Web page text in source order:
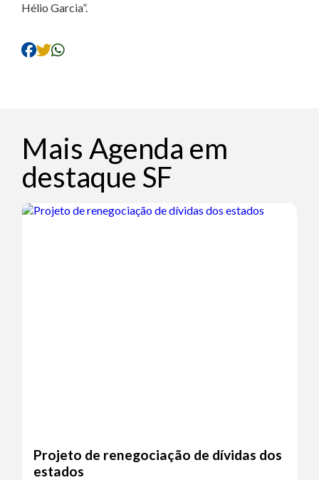
Hélio Garcia”.
Mais Agenda em
destaque SF
Projeto de renegociação de dívidas dos
estados